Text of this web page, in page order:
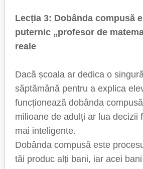
Lecția 3: Dobânda compusă
puternic „profesor de
reale
Dacă școala ar dedica o
săptămână pentru a explica
funcționează dobânda
milioane de adulți ar lua decizii
mai inteligente.
Dobânda compusă este
tăi produc alți bani, iar acei